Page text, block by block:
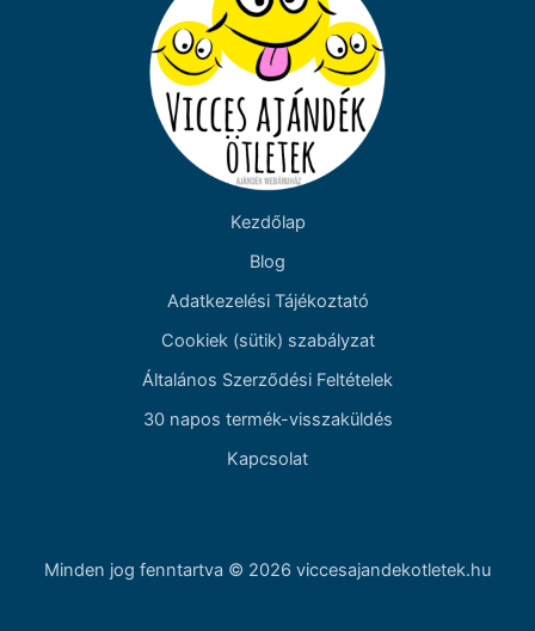
Kezdőlap
Blog
Adatkezelési Tájékoztató
Cookiek (sütik) szabályzat
Általános Szerződési Feltételek
30 napos termék-visszaküldés
Kapcsolat
Minden jog fenntartva © 2026 viccesajandekotletek.hu